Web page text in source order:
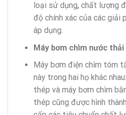
loại sử dụng,chất lượng
độ chính xác của các giải
áp dụng.
Máy bơm chìm nước thải
Máy bơm điện chìm tóm
này trong hai họ khác
thép và máy bơm chìm
thép cũng được hình